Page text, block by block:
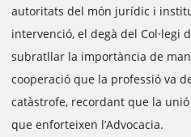
autoritats del món jurídic i
intervenció, el degà del Col·legi
subratllar la importància de
cooperació que la professió va
catàstrofe, recordant que la
que enforteixen l’Advocacia.